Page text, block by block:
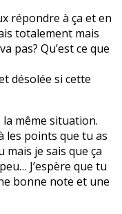
répondre à ça et en
totalement mais
pas? Qu’est ce que
désolée si cette
même situation.
les points que tu as
je sais que ça
J’espère que tu
bonne note et une